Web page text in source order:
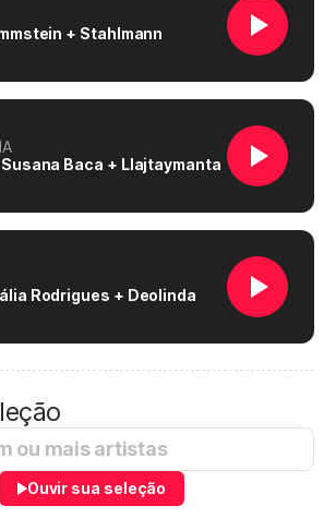
+ Stahlmann
Baca + Llajtaymanta
Rodrigues + Deolinda
Ouvir sua seleção